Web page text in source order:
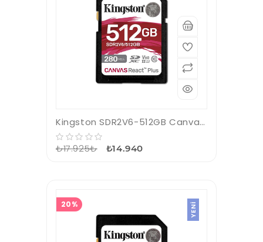
Kingston SDR2V6-512GB Canvas React Plus SDXC UHS-II 280R-150W U3 V60 for Full HD-4K SD Hafıza Kartı
₺17.925₺ ₺14.940
20% YENI